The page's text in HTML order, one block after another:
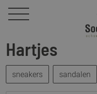
Hartjes
sneakers sandalen